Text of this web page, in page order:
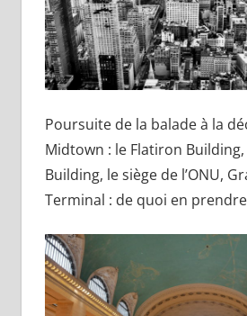
Poursuite de la balade à la
Midtown : le Flatiron
Building, le siège de l’ONU,
Terminal : de quoi en